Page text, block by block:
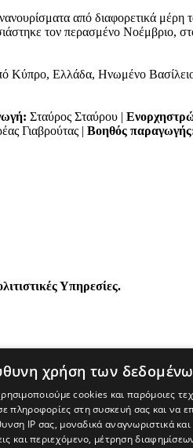
από διαφορετικά
τον περασμένο Νοέμβριο,
Ελλάδα, Ηνωμένο
Σταύρος Σταύρου |
Γιαβρούτας | Βοηθός
Υπηρεσίες.
χρήση των
cookies και παρόμοιες
πληροφορίες στη συσκευή σας και να
IP σας, μοναδικά αναγνωριστικά
και περιεχόμενο, μέτρηση